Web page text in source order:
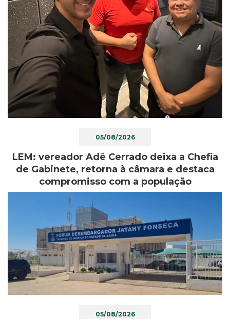
05/08/2026
LEM: vereador Adê Cerrado deixa a Chefia
de Gabinete, retorna à câmara e destaca
compromisso com a população
05/08/2026